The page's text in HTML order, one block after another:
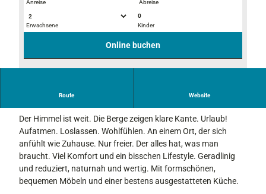
n
z
i
m
m
e
t
e
_
S
i
n
g
S
c
l
i
m
m
e
r
Anreise Abreise
Erwachsene
0
Kinder
Online buchen
Route Website
KOPF AUS. HERZ AN.
Der Himmel ist weit. Die Berge zeigen klare Kante. Urlaub!
Aufatmen. Loslassen. Wohlfühlen. An einem Ort, der sich
anfühlt wie Zuhause. Nur freier. Der alles hat, was man
braucht. Viel Komfort und ein bisschen Lifestyle. Geradlinig
und reduziert, naturnah und wertig. Mit formschönen,
bequemen Möbeln und einer bestens ausgestatteten Küche.